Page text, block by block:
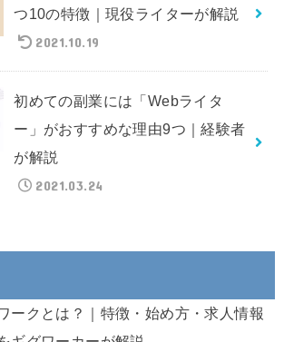
つ10の特徴｜現役ライターが解説
2021.10.19
初めての副業には「Webライタ
ー」がおすすめな理由9つ｜経験者
が解説
2021.03.24
ークとは？｜特徴・始め方・求人情報